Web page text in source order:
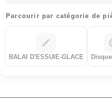
Parcourir par catégorie de
BALAI D'ESSUIE-GLACE